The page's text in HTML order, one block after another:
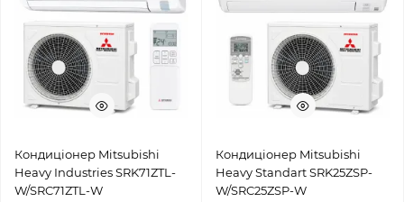
Кондиціонер Mitsubishi
Heavy Industries SRK71ZTL-
W/SRC71ZTL-W
Кондиціонер Mitsubishi
Heavy Standart SRK25ZSP-
W/SRC25ZSP-W